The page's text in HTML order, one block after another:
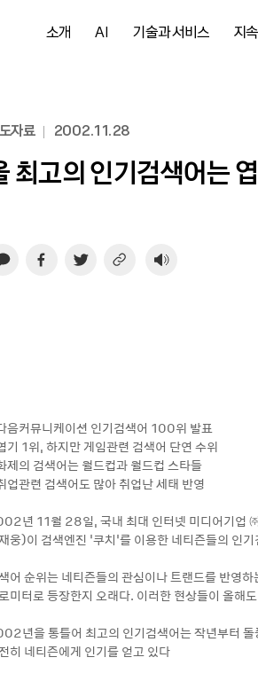
소개 AI 기술과 서비스 지
자료 2002.11.28
최고의 인기검색어는
음커뮤니케이션 인기검색어 100위 발표
기 1위, 하지만 게임관련 검색어 단연 수위
제의 검색어는 월드컵과 월드컵 스타들
업관련 검색어도 많아 취업난 세태 반영
년 11월 28일, 국내 최대 인터넷 미디어기
웅)이 검색엔진 ‘쿠치’를 이용한 네티즌들의 인
어 순위는 네티즌들의 관심이나 트랜드를 반영
미터로 등장한지 오래다. 이러한 현상들이 올해
년을 통틀어 최고의 인기검색어는 작년부터
히 네티즌에게 인기를 얻고 있다